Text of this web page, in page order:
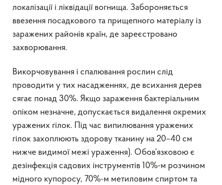
локалізації і ліквідації вогнища. Забороняється
ввезення посадкового та прищепного матеріалу із
заражених районів країн, де зареєстровано
захворювання.
Викорчовування і спалювання рослин слід
проводити у тих насадженнях, де всихання дерев
сягає понад 30%. Якщо зараження бактеріальним
опіком незначне, допускається видалення окремих
уражених гілок. Під час випилювання уражених
гілок захоплюють здорову тканину на 20–40 см
нижче видимої межі ураження). Обов’язковою є
дезінфекція садових інструментів 10%-м розчином
мідного купоросу, 70%-м метиловим спиртом та